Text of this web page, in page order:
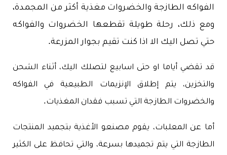
الفواكه الطازجة والخضروات مغذية أكثر من المجمدة،
ومع ذلك، رحلة طويلة تقطعها الخضروات والفواكه
حتي تصل اليك الا اذا كنت تقيم بجوار المزرعة.
قد تقضي أياما او حتى اسابيع لتصلك اليك، أثناء الشحن
والتخزين، يتم إطلاق الإنزيمات الطبيعية في الفواكه
والخضروات الطازجة التي تسبب فقدان المغذيات.
أما عن المعلبات، يقوم مصنعو الأغذية بتجميد المنتجات
الطازجة التي يتم تجميدها بسرعة، والتي تحافظ على الكثير